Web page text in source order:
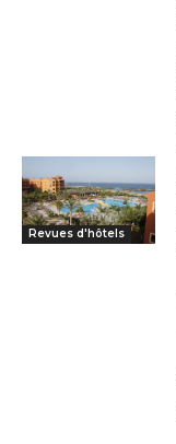
Revues d'hôtels